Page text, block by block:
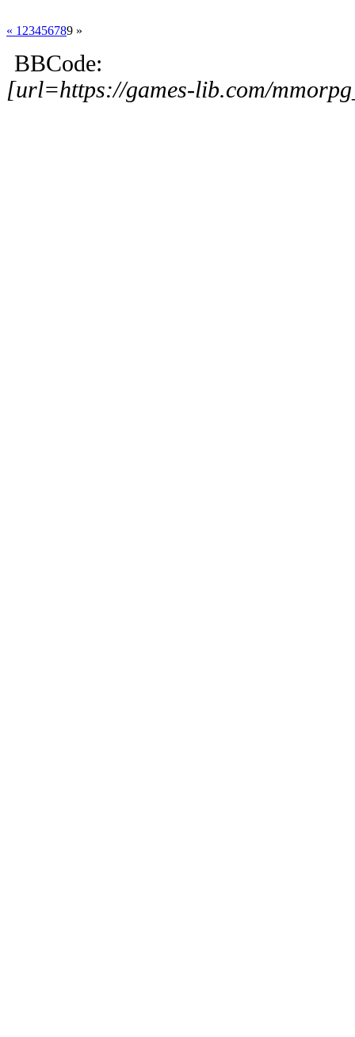
« 1 23456789 »
BBCode:
[url=https://games-lib.com/